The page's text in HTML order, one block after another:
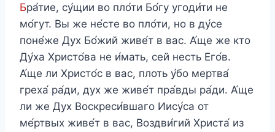
Бра́тие, су́щии во пло́ти Бо́гу угоди́ти не
мо́гут. Вы же не́сте во пло́ти, но в ду́се
поне́же Дух Бо́жий живе́т в вас. А́ще же кто
Ду́ха Христо́ва не и́мать, сей несть Его́в.
А́ще ли Христо́с в вас, плоть у́бо мертва́
греха́ ра́ди, дух же живе́т пра́вды ра́ди. А́ще
ли же Дух Воскреси́вшаго Иису́са от
ме́ртвых живе́т в вас, Воздви́гий Христа́ из